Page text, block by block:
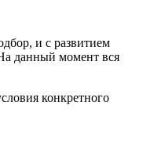
и с развитием
данный момент вся
конкретного